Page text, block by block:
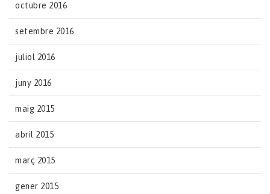
octubre 2016
setembre 2016
juliol 2016
juny 2016
maig 2015
abril 2015
març 2015
gener 2015